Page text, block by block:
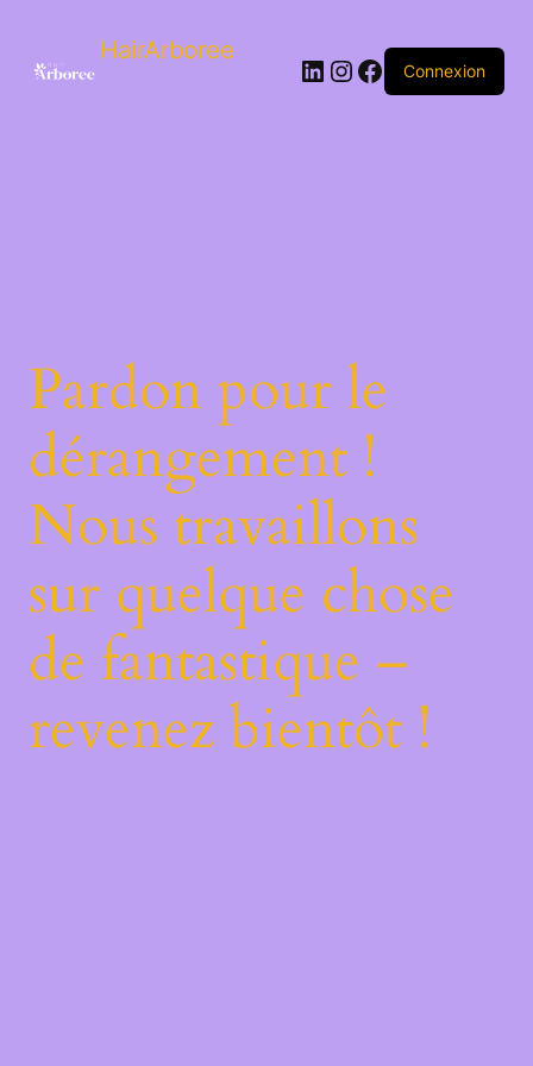
HairArboree
Connexion
Pardon pour le
dérangement !
Nous travaillons
sur quelque chose
de fantastique –
revenez bientôt !